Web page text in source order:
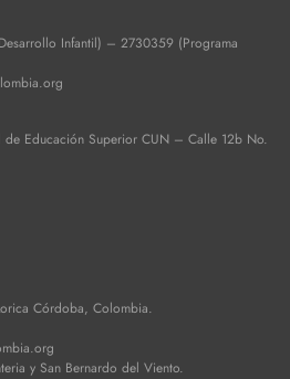
Infantil) – 2730359 (Programa
Educación Superior CUN – Calle 12b No.
Córdoba, Colombia.
y San Bernardo del Viento.